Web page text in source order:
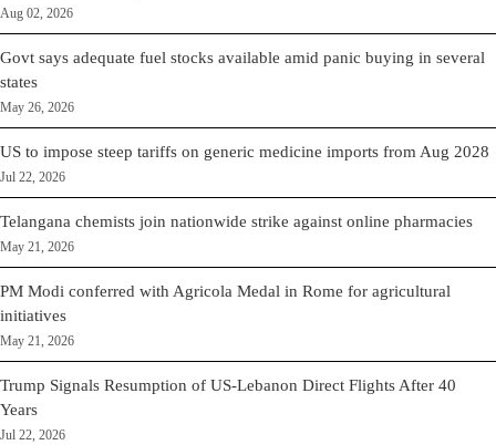
Aug 02, 2026
Govt says adequate fuel stocks available amid panic buying in several
states
May 26, 2026
US to impose steep tariffs on generic medicine imports from Aug 2028
Jul 22, 2026
Telangana chemists join nationwide strike against online pharmacies
May 21, 2026
PM Modi conferred with Agricola Medal in Rome for agricultural
initiatives
May 21, 2026
Trump Signals Resumption of US-Lebanon Direct Flights After 40
Years
Jul 22, 2026